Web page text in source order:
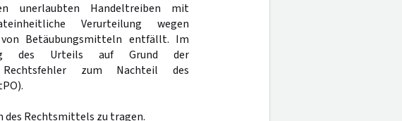
unerlaubten Handeltreiben mit
Verurteilung wegen
Betäubungsmitteln entfällt. Im
des Urteils auf Grund der
Rechtsfehler zum Nachteil des
des Rechtsmittels zu tragen.